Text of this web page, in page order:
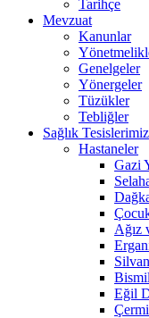
Tarihçe
Mevzuat
Kanunlar
Genelgeler
Yönergeler
Tüzükler
Tebliğler
Sağlık Tesislerimiz
Hastaneler
Gazi
Ağız
Eğil